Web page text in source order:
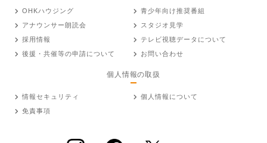
OHKハウジング
青少年向け推奨番組
アナウンサー朗読会
スタジオ見学
採用情報
テレビ視聴データについて
後援・共催等の申請について
お問い合わせ
個人情報の取扱
情報セキュリティ
個人情報について
免責事項